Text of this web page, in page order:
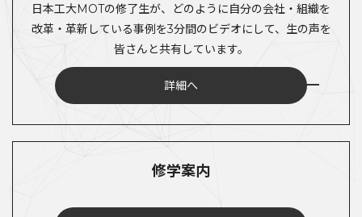
日本工大MOTの修了生が、どのように自分の会社・組織を
改革・革新している事例を3分間のビデオにして、生の声を
皆さんと共有しています。
詳細へ
修学案内